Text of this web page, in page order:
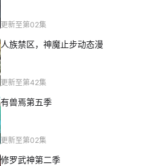
更新至第02集
人族禁区，神魔止步动态漫
更新至第42集
有兽焉第五季
更新至第02集
修罗武神第二季